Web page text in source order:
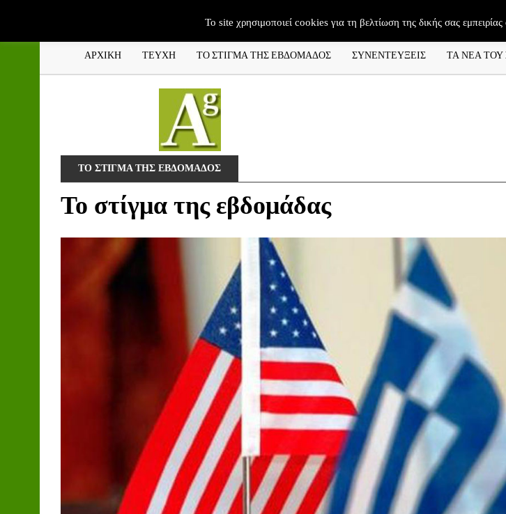
ΑΡΧΙΚΗ ΤΕΥΧΗ ΤΟ ΣΤΙΓΜΑ ΤΗΣ ΕΒΔΟΜΑΔΟΣ ΣΥΝΕΝΤΕΥΞΕΙΣ ΤΑ ΝΕΑ ΤΟΥ
ΤΟ ΣΤΙΓΜΑ ΤΗΣ ΕΒΔΟΜΑΔΟΣ
Το στίγμα της εβδομάδας
To site χρησιμοποιεί cookies για τη βελτίωση της δικής σας εμπειρίας